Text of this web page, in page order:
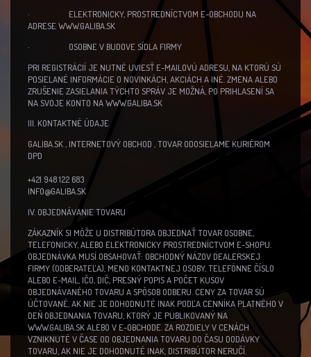
· ELEKTRONICKY, PROSTREDNÍCTVOM E-OBCHODU NA
ADRESE WWW.GALIBA.SK
· OSOBNE V BUDOVE SÍDLA FIRMY
PRI REGISTRÁCIÍ JE NUTNÉ UVIESŤ E-MAILOVÚ ADRESU, NA KTORÚ SÚ
POSIELANÉ INFORMÁCIE O NOVINKÁCH, AKCIÁCH A INÉ. ZMENA ALEBO
ZRUŠENIE ZASIELANIA TÝCHTO SPRÁV JE MOŽNÁ, PO PRIHLASENÍ SA
NA SVOJE KONTO NA WWW.GALIBA.SK
III. KONTAKTNÉ ÚDAJE
GALIBA.SK , INTERNETOVÝ OBCHOD , TOVAR ODOSIELAME KURIÉROM
DPD
+421 948 122 683
INFO@GALIBA.SK
IV. OBJEDNÁVANIE TOVARU
ZÁKAZNÍK SI MÔŽE U DISTRIBÚTORA OBJEDNAŤ TOVAR OSOBNE,
TELEFONICKY, ALEBO ELEKTRONICKY PROSTREDNÍCTVOM E-SHOPU.
OBJEDNÁVKA MUSÍ OBSAHOVAŤ: OBCHODNÝ NÁZOV DEALERSKEJ
FIRMY (ODBERATEĽA), MENO KONTAKTNEJ OSOBY, TELEFÓNNE ČÍSLO
ALEBO E-MAIL, IČO, DIČ, PRESNÝ POPIS A POČET KUSOV
OBJEDNÁVANÉHO TOVARU A SPÔSOB ODBERU. CENY ZA TOVAR SÚ
ÚČTOVANÉ, AK NIE JE DOHODNUTÉ INAK PODĽA CENNÍKA PLATNÉHO V
DEŇ OBJEDNANIA TOVARU, KTORÝ JE PUBLIKOVANÝ NA
WWW.GALIBA.SK ALEBO V E-OBCHODE. ZA ROZDIELY V CENÁCH
VZNIKNUTÉ V ČASE OD OBJEDNANIA TOVARU DO ČASU DODÁVKY
TOVARU, AK NIE JE DOHODNUTÉ INAK, DISTRIBÚTOR NERUČÍ.